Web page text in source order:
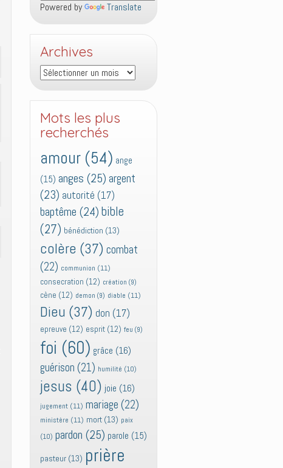
Powered by Translate
Archives
Archives
Mots les plus
recherchés
amour (54) ange
(15) anges (25) argent
(23) autorité (17)
baptême (24) bible
(27) bénédiction (13)
colère (37) combat
(22) communion (11)
consecration (12) création (9)
cène (12) demon (9) diable (11)
Dieu (37) don (17)
epreuve (12) esprit (12) feu (9)
foi (60) grâce (16)
guérison (21) humilité (10)
jesus (40) joie (16)
jugement (11) mariage (22)
ministère (11) mort (13) paix
(10) pardon (25) parole (15)
pasteur (13) prière